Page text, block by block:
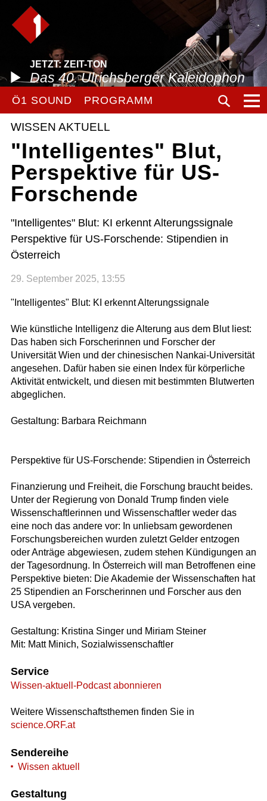
JETZT: ZEIT-TON
Das 40. Ulrichsberger Kaleidophon
Ö1 SOUND PROGRAMM
WISSEN AKTUELL
"Intelligentes" Blut,
Perspektive für US-
Forschende
"Intelligentes" Blut: KI erkennt Alterungssignale
Perspektive für US-Forschende: Stipendien in
Österreich
29. September 2025, 13:55
"Intelligentes" Blut: KI erkennt Alterungssignale
Wie künstliche Intelligenz die Alterung aus dem Blut liest:
Das haben sich Forscherinnen und Forscher der
Universität Wien und der chinesischen Nankai-Universität
angesehen. Dafür haben sie einen Index für körperliche
Aktivität entwickelt, und diesen mit bestimmten Blutwerten
abgeglichen.
Gestaltung: Barbara Reichmann
Perspektive für US-Forschende: Stipendien in Österreich
Finanzierung und Freiheit, die Forschung braucht beides.
Unter der Regierung von Donald Trump finden viele
Wissenschaftlerinnen und Wissenschaftler weder das
eine noch das andere vor: In unliebsam gewordenen
Forschungsbereichen wurden zuletzt Gelder entzogen
oder Anträge abgewiesen, zudem stehen Kündigungen an
der Tagesordnung. In Österreich will man Betroffenen eine
Perspektive bieten: Die Akademie der Wissenschaften hat
25 Stipendien an Forscherinnen und Forscher aus den
USA vergeben.
Gestaltung: Kristina Singer und Miriam Steiner
Mit: Matt Minich, Sozialwissenschaftler
Service
Wissen-aktuell-Podcast abonnieren
Weitere Wissenschaftsthemen finden Sie in
science.ORF.at
Sendereihe
Wissen aktuell
Gestaltung